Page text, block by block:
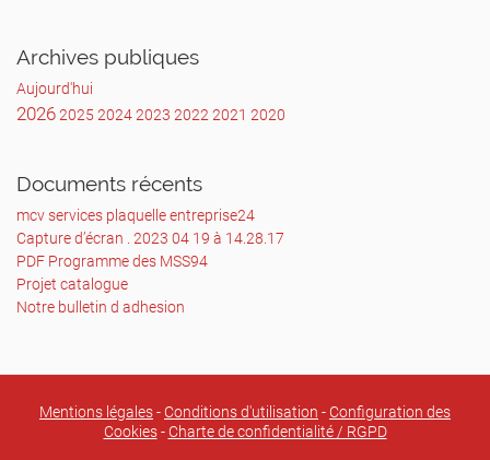
Effettrompe
trompe-l’œil
assuré! !
Ces réalisations vous piégeront à coup sûr
l’anamorphose.
Petite précision tout de même, ces créations
vous
apparaissent en relief sous un angle bien
précis
et perdent toutes attractivité sous un autre
Vue sans tenir compte de l'angle
En réalité notre
Archives publiques
Aujourd'hui
20262025 20242023 2022 2021 2020
Documents récents
mcv services plaquelle entreprise24
Capture d’écran . 2023 04 19 à 14.28.17
PDF Programme des MSS94
Projet catalogue
Notre bulletin d adhesion
Mentions légales- Conditions d'utilisation - Configuration des
Cookies- Charte de confidentialité / RGPD